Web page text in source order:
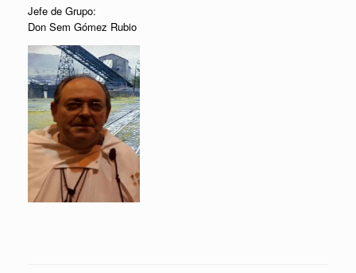
Jefe de Grupo:
Don Sem Gómez Rubio